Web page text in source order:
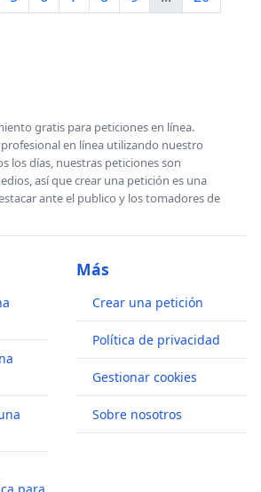
gratis para peticiones en línea.
en línea utilizando nuestro
los días, nuestras peticiones son
así que crear una petición es una
ante el publico y los tomadores de
Más
Crear una petición
Política de privacidad
Gestionar cookies
Sobre nosotros